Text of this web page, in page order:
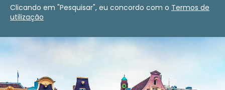
Clicando em "Pesquisar", eu concordo com o Termos de
utilização